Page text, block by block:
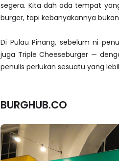
segera. Kita dah ada tempat
burger, tapi kebanyakannya
Di Pulau Pinang, sebelum ni
juga Triple Cheeseburger —
penulis perlukan sesuatu yang
BURGHUB.CO